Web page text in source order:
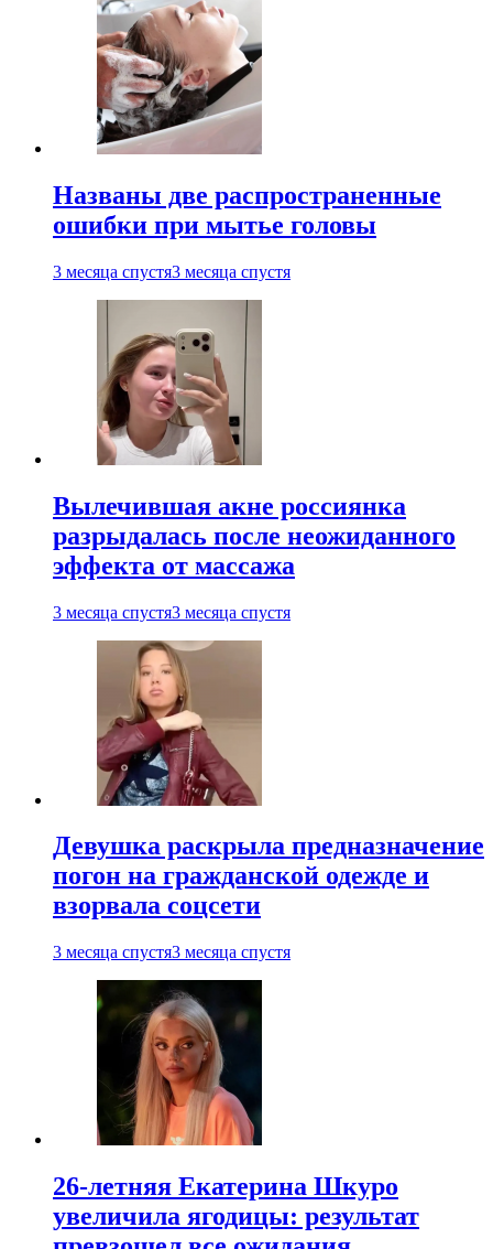
Названы две распространенные
ошибки при мытье головы
3 месяца спустя3 месяца спустя
Вылечившая акне россиянка
разрыдалась после неожиданного
эффекта от массажа
3 месяца спустя3 месяца спустя
Девушка раскрыла предназначение
погон на гражданской одежде и
взорвала соцсети
3 месяца спустя3 месяца спустя
26-летняя Екатерина Шкуро
увеличила ягодицы: результат